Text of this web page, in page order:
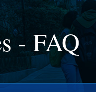
- FAQ